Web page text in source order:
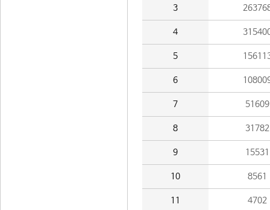
3
4
5
6
7 51609
8 31782
9 15531
10 8561
11 4702